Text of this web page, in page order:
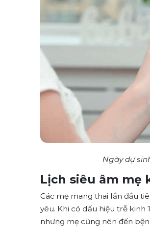
Ngày dự
Lịch siêu âm mẹ
Các mẹ mang thai lần đầu
yêu. Khi có dấu hiệu trễ
nhưng mẹ cũng nên đến